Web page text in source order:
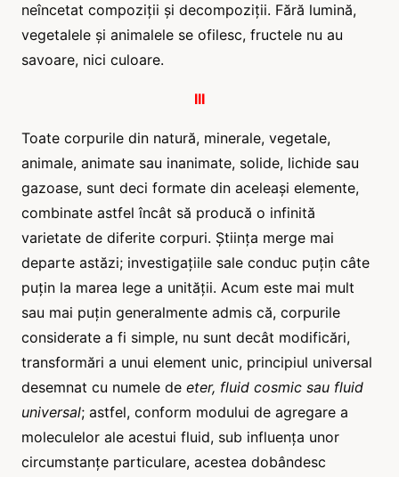
neîncetat compoziții și decompoziții. Fără lumină,
vegetalele și animalele se ofilesc, fructele nu au
savoare, nici culoare.
III
Toate corpurile din natură, minerale, vegetale,
animale, animate sau inanimate, solide, lichide sau
gazoase, sunt deci formate din aceleași elemente,
combinate astfel încât să producă o infinită
varietate de diferite corpuri. Știința merge mai
departe astăzi; investigațiile sale conduc puțin câte
puțin la marea lege a unității. Acum este mai mult
sau mai puțin generalmente admis că, corpurile
considerate a fi simple, nu sunt decât modificări,
transformări a unui element unic, principiul universal
desemnat cu numele de eter, fluid cosmic sau fluid
universal; astfel, conform modului de agregare a
moleculelor ale acestui fluid, sub influența unor
circumstanțe particulare, acestea dobândesc